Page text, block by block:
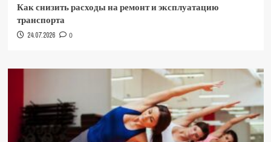
Как снизить расходы на ремонт и эксплуатацию
транспорта
24.07.2026 0